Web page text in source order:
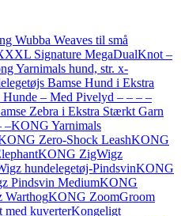
Wubba Weaves til små
Signature MegaDualKnot –
Yarnimals hund, str. x-
Bamse Hund i Ekstra
– Med Pivelyd – – – –
Zebra i Ekstra Stærkt Garn
–KONG Yarnimals
Zero-Shock LeashKONG
KONG ZigWigz
hundelegetøj-PindsvinKONG
Pindsvin MediumKONG
WarthogKONG ZoomGroom
med kuverterKongeligt